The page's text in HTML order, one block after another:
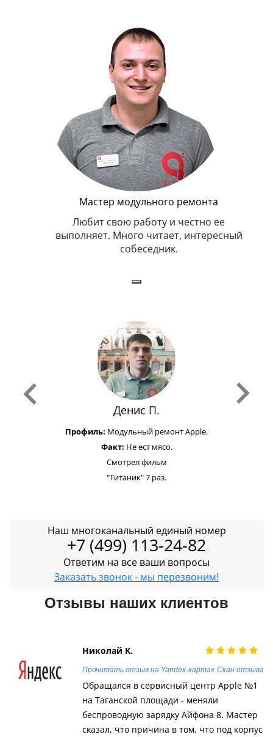
модульного ремонта
работу и честно ее
Много читает, интересный
Главным показателем
Денис П.
Профиль: Модульный ремонт Apple.
Факт: Не ест мясо.
Смотрел фильм
"Титаник" 7 раз.
Наш многоканальный единый номер
+7 (499) 113-24-82
Ответим на все ваши вопросы
Заказать звонок - мы перезвоним!
Отзывы наших клиентов
Николай К.
Прочитать отзыв на Yandex-картах Скан отзыва
Обращался в сервисный центр Apple №1
на Таганской площади - меняли
беспроводную зарядку Айфона 8. Мастер
сказал, что причина в том, что под корпус